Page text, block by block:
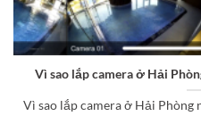
Vì sao lắp camera ở Hải
Vì sao lắp camera ở Hải Phòng